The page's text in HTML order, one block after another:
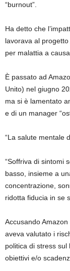
“burnout”.
Ha detto che
lavorava al
per malattia a
È passato ad
Unito) nel giugno
ma si è lamentato
e di un manager
“La salute mentale
“Soffriva di sintomi
basso, insieme a
concentrazione,
ridotta fiducia in se
Accusando
aveva valutato i
politica di stress sul
obiettivi e/o